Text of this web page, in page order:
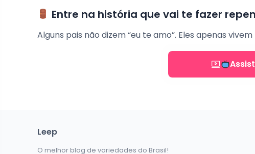
Entre na história que vai te fazer
Alguns pais não dizem “eu te amo”. Eles apenas
Leep
O melhor blog de variedades do Brasil!